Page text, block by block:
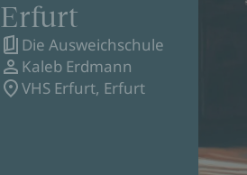
Erfurt
Die Ausweichschule
Kaleb Erdmann
VHS Erfurt, Erfurt